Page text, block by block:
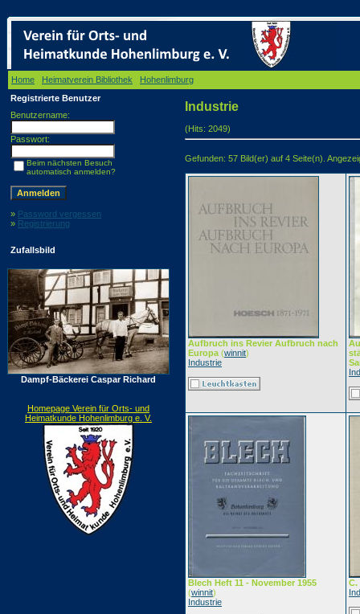
Home Heimatverein Bibliothek Hohenlimburg
Registrierte Benutzer
Benutzername:
Passwort:
Beim nächsten Besuch
automatisch anmelden?
» Password vergessen
» Registrierung
Zufallsbild
Dampf-Bäckerei Caspar Richard
Homepage Verein für Orts- und
Heimatkunde Hohenlimburg e. V.
Industrie
(Hits: 2049)
Gefunden: 57 Bild(er) auf 4 Seite(n).
Aufbruch ins Revier Aufbruch nach
Europa (winnit)
Industrie
Blech Heft 11 - November 1955
(winnit)
Industrie
C.